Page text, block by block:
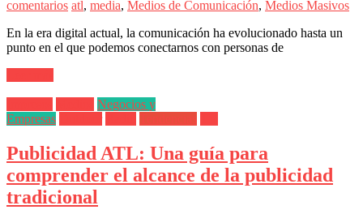
LATAM
|
Bitácora
social
de
Mercadeo
Interactivo,
Medios,
Publicidad,
Marketing,
Campañas
Publicitarias,
Agencias,
Empresas,
comentarios atl, media, Medios de Comunicación, Medios Masivos
En la era digital actual, la comunicación ha evolucionado hasta un
punto en el que podemos conectarnos con personas de
Negocios y
Empresas
Publicidad ATL: Una guía para
comprender el alcance de la publicidad
tradicional